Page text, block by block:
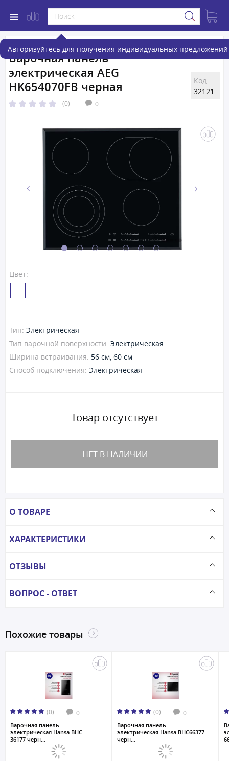
Авторизуйтесь для получения индивидуальных предложений
Варочная панель
электрическая AEG
HK654070FB черная
(0) 0
Код:
32121
Цвет:
Тип: Электрическая
Тип варочной поверхности: Электрическая
Ширина встраивания: 56 см, 60 см
Способ подключения: Электрическая
Товар отсутствует
НЕТ В НАЛИЧИИ
О ТОВАРЕ
ХАРАКТЕРИСТИКИ
ОТЗЫВЫ
ВОПРОС - ОТВЕТ
Похожие товары
(0) 0
Варочная панель
электрическая Hansa BHC-
36177 черн...
(0) 0
Варочная панель
электрическая Hansa BHC66377
черн...